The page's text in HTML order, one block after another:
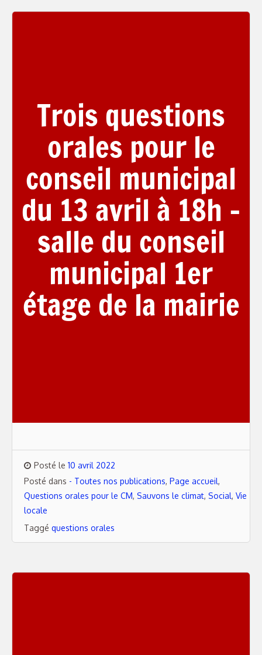
Trois questions
orales pour le
conseil municipal
du 13 avril à 18h –
salle du conseil
municipal 1er
étage de la mairie
Posté le 10 avril 2022
Posté dans - Toutes nos publications, Page accueil,
Questions orales pour le CM, Sauvons le climat, Social, Vie
locale
Taggé questions orales